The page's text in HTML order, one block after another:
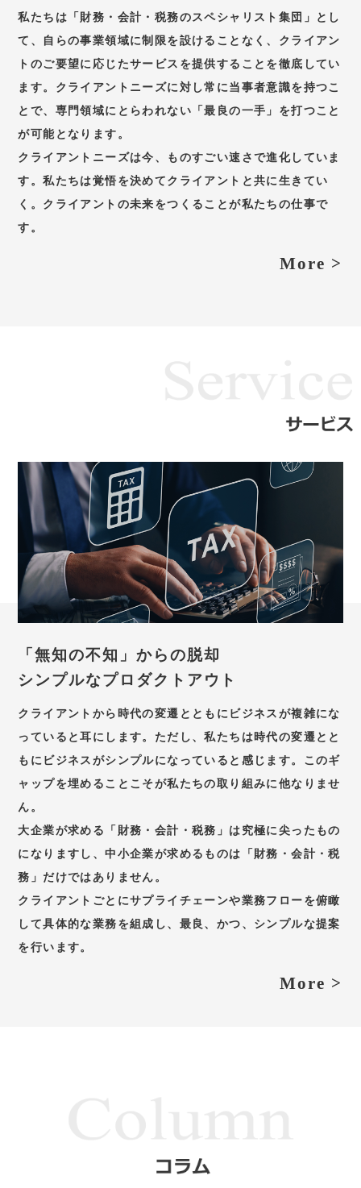
私たちは「財務・会計・税務のスペシャリスト集団」とし
て、自らの事業領域に制限を設けることなく、クライアン
トのご要望に応じたサービスを提供することを徹底してい
ます。クライアントニーズに対し常に当事者意識を持つこ
とで、専門領域にとらわれない「最良の一手」を打つこと
が可能となります。
クライアントニーズは今、ものすごい速さで進化していま
す。私たちは覚悟を決めてクライアントと共に生きてい
く。クライアントの未来をつくることが私たちの仕事で
す。
More >
「無知の不知」からの脱却
シンプルなプロダクトアウト
クライアントから時代の変遷とともにビジネスが複雑にな
っていると耳にします。ただし、私たちは時代の変遷とと
もにビジネスがシンプルになっていると感じます。このギ
ャップを埋めることこそが私たちの取り組みに他なりませ
ん。
大企業が求める「財務・会計・税務」は究極に尖ったもの
になりますし、中小企業が求めるものは「財務・会計・税
務」だけではありません。
クライアントごとにサプライチェーンや業務フローを俯瞰
して具体的な業務を組成し、最良、かつ、シンプルな提案
を行います。
More >